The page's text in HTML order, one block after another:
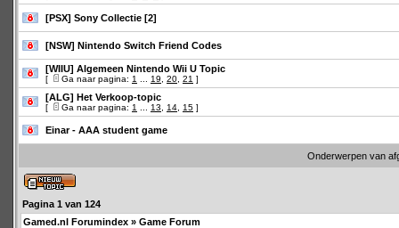
[PSX] Sony Collectie [2]
[NSW] Nintendo Switch Friend Codes
[WIIU] Algemeen Nintendo Wii U Topic
[ Ga naar pagina: 1 19 20 21 ]
[ALG] Het Verkoop-topic
[ Ga naar pagina: 1 13 14 15 ]
Einar - AAA student game
Onderwerpen van
Pagina 1 van 124
Gamed.nl Forumindex » Game Forum